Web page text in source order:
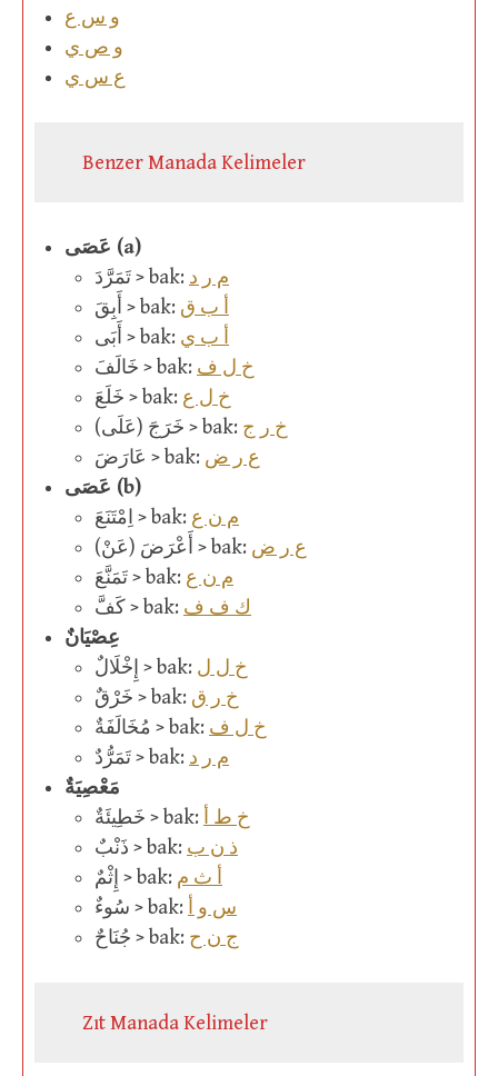
و س ع
و ص ي
ع س ي
Benzer Manada Kelimeler
عَصَى (a)
تَمَرَّدَ > bak: م ر د
أَبِقَ > bak: أ ب ق
أَبَى > bak: أ ب ي
خَالَفَ > bak: خ ل ف
خَلَعَ > bak: خ ل ع
(خَرَجَ (عَلَى > bak: خ ر ج
عَارَضَ > bak: ع ر ض
عَصَى (b)
اِمْتَنَعَ > bak: م ن ع
(أَعْرَضَ (عَنْ > bak: ع ر ض
تَمَنَّعَ > bak: م ن ع
كَفَّ > bak: ك ف ف
عِصْيَانٌ
إِخْلَالٌ > bak: خ ل ل
خَرْقٌ > bak: خ ر ق
مُخَالَفَةٌ > bak: خ ل ف
تَمَرُّدٌ > bak: م ر د
مَعْصِيَةٌ
خَطِيئَةٌ > bak:
خ ط أ
ذَنْبٌ > bak: ذ ن ب
إِثْمٌ > bak: أ ث م
سُوءٌ > bak:
س و أ
جُنَاحٌ > bak: ج ن ح
Zıt Manada Kelimeler